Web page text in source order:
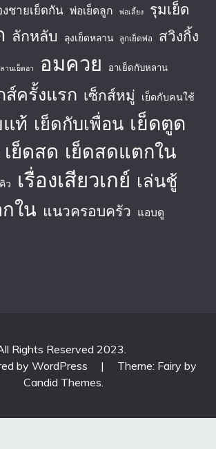
ชายเย็ดกัน พ่อเย็ดลูก พ่อเลี้ยง รุมเย็ด
ลักหลับ ลุงเย็ดหลาน ลูกเย็ดพ่อ สวิงกิ้ง
านเย็ดอา อมควย อาเย็ดกับหลาน
ส์ครั้งแรก เซ็กส์หมู่ เย็ดกับคนใช้
แท้ เย็ดกับเพื่อน เย็ดตูด
เย็ดสด เย็ดสดแตกใน
ว เรื่องเสียวเกย์ เล่นชู้
ใน แนวครอบครัว แอบดู
Rights Reserved 2023.
by WordPress
|
Theme: Fairy by
Candid Themes